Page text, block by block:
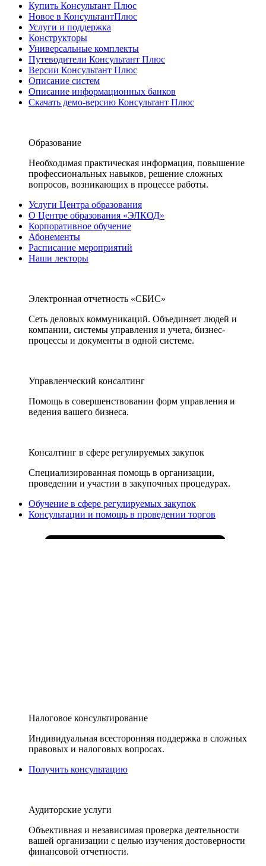
Купить Консультант Плюс
Новое в КонсультантПлюс
Услуги и поддержка
Конструкторы
Универсальные комплекты
Путеводители Консультант Плюс
Версии Консультант Плюс
Описание систем
Описание информационных банков
Скачать демо-версию Консультант Плюс
Образование
Необходимая практическая информация, повышение
профессиональных навыков, решение сложных
вопросов, возникающих в процессе работы.
Услуги Центра образования
О Центре образования «ЭЛКОД»
Корпоративное обучение
Абонементы
Расписание мероприятий
Наши лекторы
Электронная отчетность «СБИС»
Сеть деловых коммуникаций. Объединяет людей и
компании, системы управления и учета, бизнес-
процессы и документы в одной системе.
Управленческий консалтинг
Помощь в совершенствовании форм управления и
ведения вашего бизнеса.
Консалтинг в сфере регулируемых закупок
Специализированная помощь в организации,
проведении и участии в закупочных процедурах.
Обучение в сфере регулируемых закупок
Консультации и помощь в проведении торгов
Налоговое консультирование
Индивидуальная всесторонняя поддержка в сложных
правовых и налоговых вопросах.
Получить консультацию
Аудиторские услуги
Объективная и независимая проверка деятельности
вашей организации с целью изучения достоверности
финансовой отчетности.